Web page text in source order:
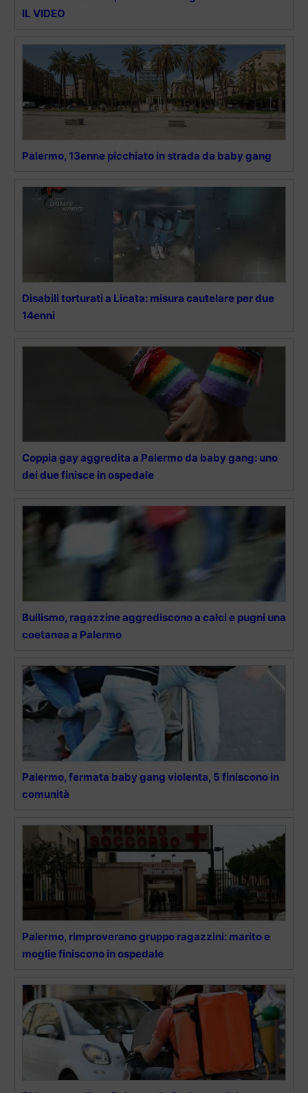
IL VIDEO
Palermo, 13enne picchiato in strada da baby gang
Disabili torturati a Licata: misura cautelare per due
14enni
Coppia gay aggredita a Palermo da baby gang: uno
dei due finisce in ospedale
Bullismo, ragazzine aggrediscono a calci e pugni una
coetanea a Palermo
Palermo, fermata baby gang violenta, 5 finiscono in
comunità
Palermo, rimproverano gruppo ragazzini: marito e
moglie finiscono in ospedale